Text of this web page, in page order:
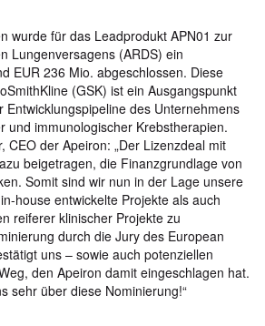
wurde für das Leadprodukt APN01 zur
Lungenversagens (ARDS) ein
EUR 236 Mio. abgeschlossen. Diese
(GSK) ist ein Ausgangspunkt
Entwicklungspipeline des Unternehmens
und immunologischer Krebstherapien.
CEO der Apeiron: „Der Lizenzdeal mit
beigetragen, die Finanzgrundlage von
Somit sind wir nun in der Lage unsere
house entwickelte Projekte als auch
reiferer klinischer Projekte zu
durch die Jury des European
uns – sowie auch potenziellen
den Apeiron damit eingeschlagen hat.
sehr über diese Nominierung!“